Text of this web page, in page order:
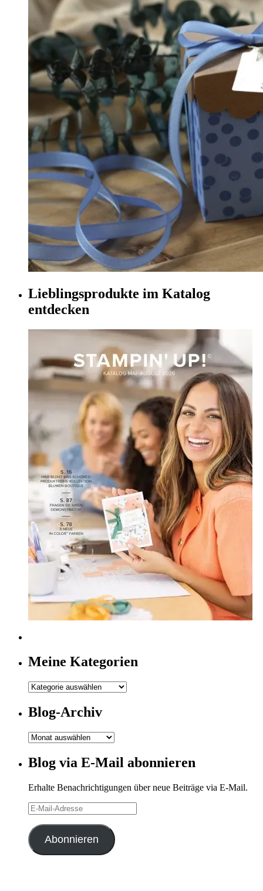
Lieblingsprodukte im Katalog
entdecken
Meine Kategorien
Meine
Blog-Archiv
Blog-
Blog via E-Mail abonnieren
Erhalte Benachrichtigungen über neue Beiträge via E-Mail.
E-
Mail-
Adresse
Abonnieren